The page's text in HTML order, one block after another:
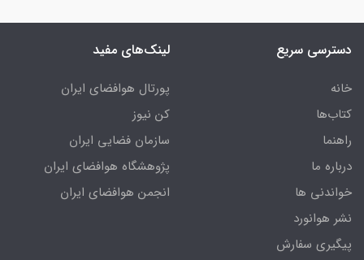
دسترسی سریع
خانه
کتاب‌ها
راهنما
درباره ما
خواندنی ها
نشر هوانورد
پیگیری سفارش
لینک‌های مفید
پورتال هوافضای ایران
کن نیوز
سازمان فضایی ایران
پژوهشگاه هوافضای ایران
انجمن هوافضای ایران